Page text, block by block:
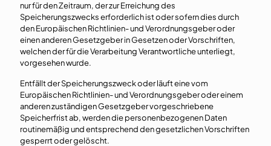
nur für den Zeitraum, der zur Erreichung des
Speicherungszwecks erforderlich ist oder sofern dies durch
den Europäischen Richtlinien- und Verordnungsgeber oder
einen anderen Gesetzgeber in Gesetzen oder Vorschriften,
welchen der für die Verarbeitung Verantwortliche unterliegt,
vorgesehen wurde.
Entfällt der Speicherungszweck oder läuft eine vom
Europäischen Richtlinien- und Verordnungsgeber oder einem
anderen zuständigen Gesetzgeber vorgeschriebene
Speicherfrist ab, werden die personenbezogenen Daten
routinemäßig und entsprechend den gesetzlichen Vorschriften
gesperrt oder gelöscht.